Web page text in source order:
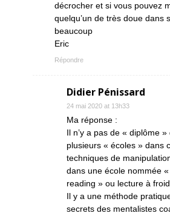
décrocher et si vous pouvez
quelqu’un de très doue dans
beaucoup
Eric
Répondre
Didier Pénissard
24 mai 2020 at 13h33
Ma réponse :
Il n’y a pas de « diplôme
plusieurs « écoles » dans
techniques de
dans une école nommée
reading » ou lecture à
Il y a une méthode
secrets des mentalistes